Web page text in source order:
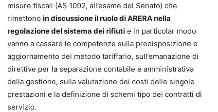
misure fiscali (AS 1092, all’esame del Senato) che
rimettono in discussione il ruolo di ARERA nella
regolazione del sistema dei rifiuti e in particolar modo
vanno a cassare le competenze sulla predisposizione e
aggiornamento del metodo tariffario, sull’emanazione di
direttive per la separazione contabile e amministrativa
della gestione, sulla valutazione dei costi delle singole
prestazioni e la definizione di schemi tipo dei contratti di
servizio.